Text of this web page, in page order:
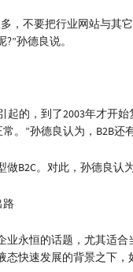
，不要把行业网站与其
孙德良说。
起的，到了2003年才开
。”孙德良认为，B2B
B2C。对此，孙德良认
路
业永恒的话题，尤其适
快速发展的背景之下，